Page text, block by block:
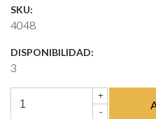
SKU:
4048
DISPONIBILIDAD:
3
+
-